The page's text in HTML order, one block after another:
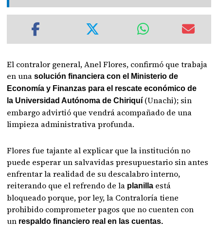
El contralor general, Anel Flores, confirmó que trabaja
en unasolución financiera con el Ministerio de
Economía y Finanzas para el rescate económico de
la Universidad Autónoma de Chiriquí(Unachi); sin
embargo advirtió que vendrá acompañado de una
limpieza administrativa profunda.
Flores fue tajante al explicar que la institución no
puede esperar un salvavidas presupuestario sin antes
enfrentar la realidad de su descalabro interno,
reiterando que el refrendo de la planilla está
bloqueado porque, por ley, la Contraloría tiene
prohibido comprometer pagos que no cuenten con
un respaldo financiero real en las cuentas.